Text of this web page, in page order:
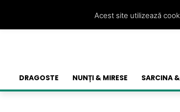
DRAGOSTE NUNȚI & MIRESE SARCINA
Acest site utilizează